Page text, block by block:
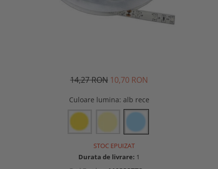
14,27 RON 10,70 RON
Culoare lumina: alb rece
STOC EPUIZAT
Durata de livrare: 1